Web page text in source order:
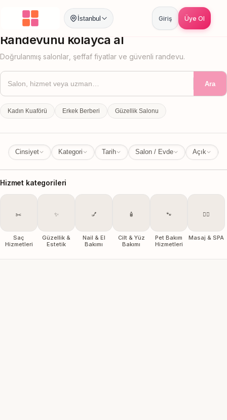
İstanbul Giriş Üye Ol
İstanbul
Randevunu kolayca al
Doğrulanmış salonlar, şeffaf fiyatlar ve güvenli randevu.
Ara
Kadın Kuaförü Erkek Berberi Güzellik Salonu
Cinsiyet Kategori Tarih Salon / Evde Açık
Hizmet kategorileri
✂️
Saç
Hizmetleri
✨
Güzellik &
Estetik
💅
Nail & El
Bakımı
🧴
Cilt & Yüz
Bakımı
🐾
Pet Bakım
Hizmetleri
💆‍♀️
Masaj & SPA